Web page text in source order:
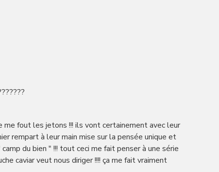
fout les jetons !!! ils vont certainement avec leur
rempart à leur main mise sur la pensée unique et
du bien " !!! tout ceci me fait penser à une série
caviar veut nous diriger !!!! ça me fait vraiment